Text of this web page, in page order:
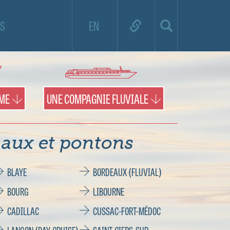
EN
de croisière et utilisez la carte pour
territoires et les pontons.
UNE COMPAGNIE FLUVIALE
et pontons
BLAYE
BORDEAUX (FLUVIAL)
BOURG
LIBOURNE
CADILLAC
CUSSAC-FORT-MÉDOC